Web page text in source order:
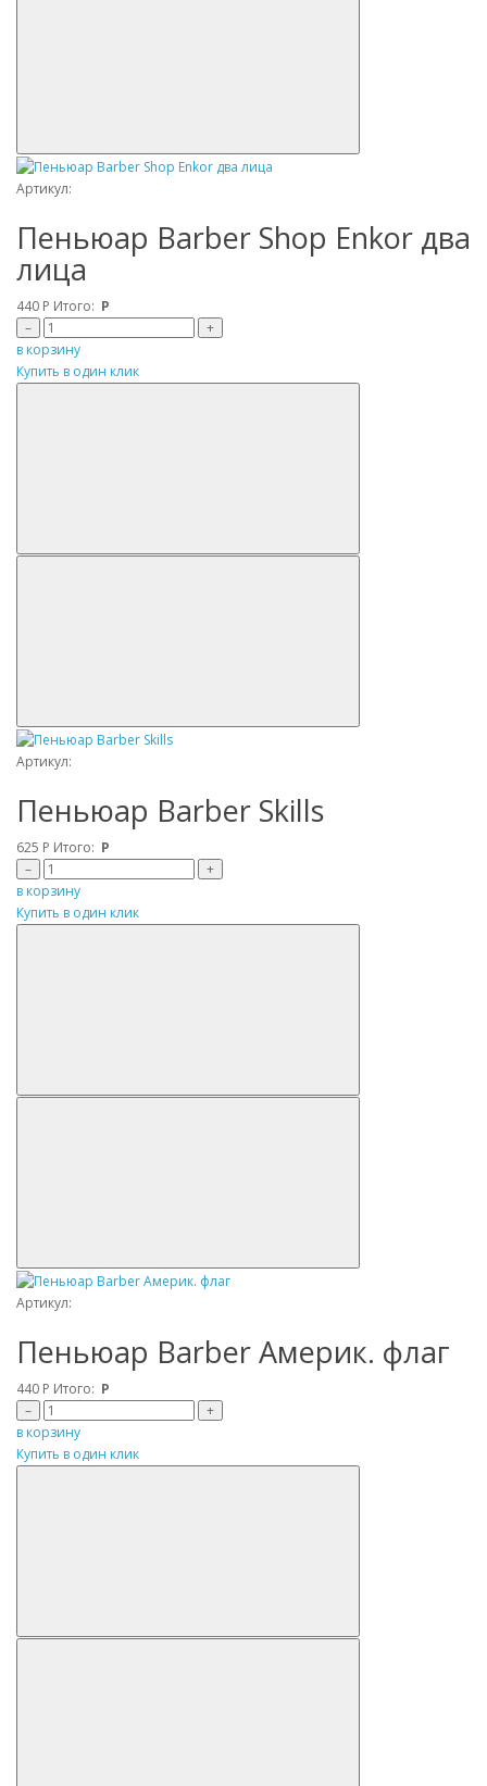
Артикул:
Пеньюар Barber Shop Enkor два
лица
440 Р Итого: Р
–
+
в корзину
Купить в один клик
Артикул:
Пеньюар Barber Skills
625 Р Итого: Р
–
+
в корзину
Купить в один клик
Артикул:
Пеньюар Barber Америк. флаг
440 Р Итого: Р
–
+
в корзину
Купить в один клик